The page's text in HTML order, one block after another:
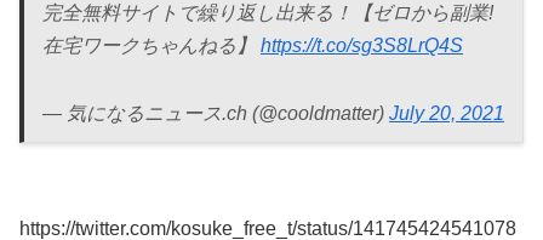
完全無料サイトで繰り返し出来る！【ゼロから副業!
在宅ワークちゃんねる】 https://t.co/sg3S8LrQ4S
— 気になるニュース.ch (@cooldmatter) July 20, 2021
https://twitter.com/kosuke_free_t/status/141745424541078